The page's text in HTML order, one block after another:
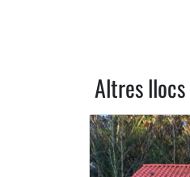
Altres